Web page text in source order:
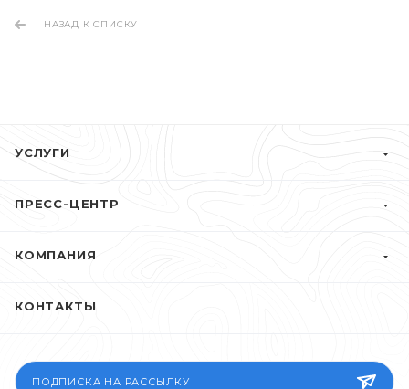
НАЗАД К СПИСКУ
УСЛУГИ
ПРЕСС-ЦЕНТР
КОМПАНИЯ
КОНТАКТЫ
ПОДПИСКА НА РАССЫЛКУ